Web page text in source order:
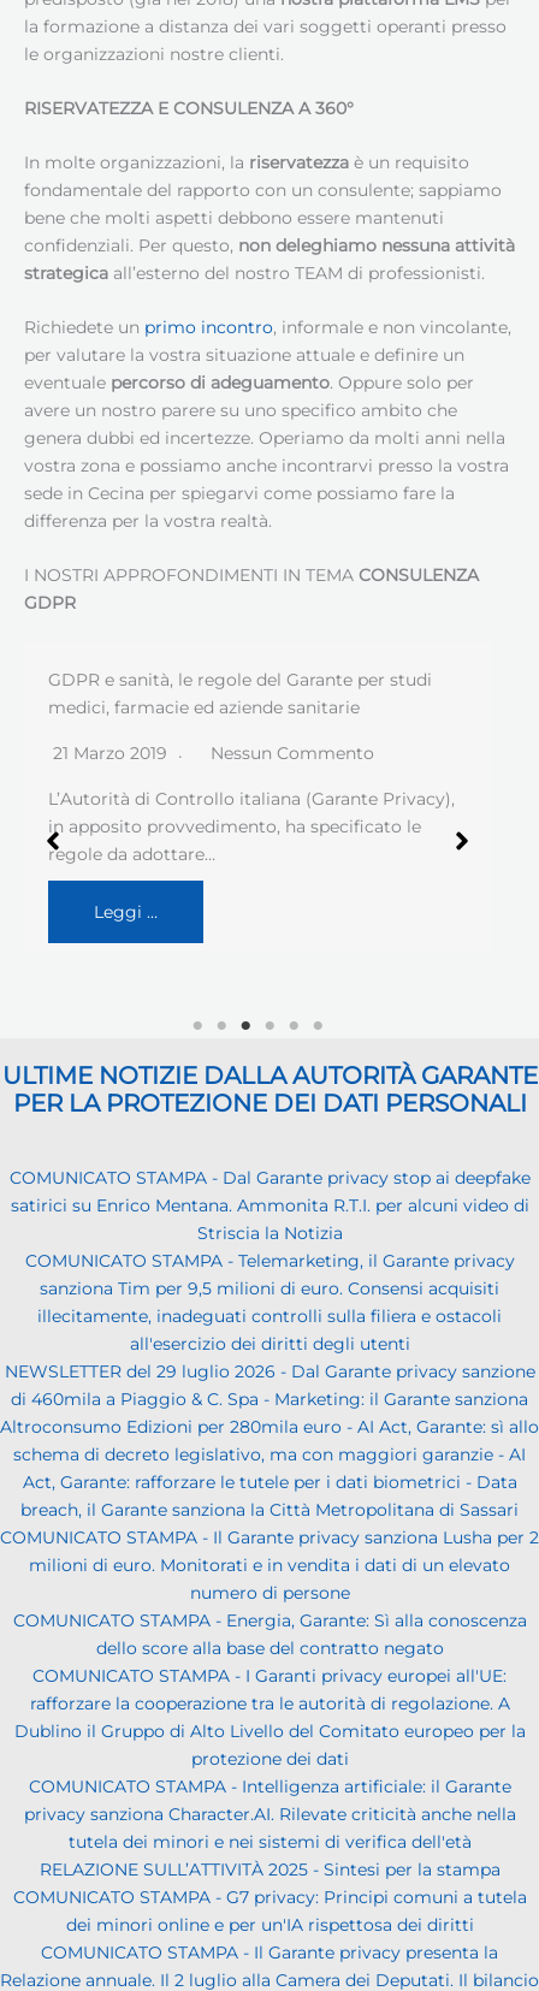
la formazione a distanza dei vari soggetti operanti presso
le organizzazioni nostre clienti.
RISERVATEZZA E CONSULENZA A 360°
In molte organizzazioni, la riservatezza è un requisito
fondamentale del rapporto con un consulente; sappiamo
bene che molti aspetti debbono essere mantenuti
confidenziali. Per questo, non deleghiamo nessuna attività
strategica all’esterno del nostro TEAM di professionisti.
Richiedete un primo incontro, informale e non vincolante,
per valutare la vostra situazione attuale e definire un
eventuale percorso di adeguamento. Oppure solo per
avere un nostro parere su uno specifico ambito che
genera dubbi ed incertezze. Operiamo da molti anni nella
vostra zona e possiamo anche incontrarvi presso la vostra
sede in Cecina per spiegarvi come possiamo fare la
differenza per la vostra realtà.
I NOSTRI APPROFONDIMENTI IN TEMA CONSULENZA
GDPR
GDPR e sanità, le regole del Garante per studi
medici, farmacie ed aziende sanitarie
21 Marzo 2019 Nessun Commento
L’Autorità di Controllo italiana (Garante Privacy),
in apposito provvedimento, ha specificato le
regole da adottare…
Leggi …
ULTIME NOTIZIE DALLA AUTORITÀ GARANTE
PER LA PROTEZIONE DEI DATI PERSONALI
COMUNICATO STAMPA - Dal Garante privacy stop ai deepfake
satirici su Enrico Mentana. Ammonita R.T.I. per alcuni video di
Striscia la Notizia
COMUNICATO STAMPA - Telemarketing, il Garante privacy
sanziona Tim per 9,5 milioni di euro. Consensi acquisiti
illecitamente, inadeguati controlli sulla filiera e ostacoli
all'esercizio dei diritti degli utenti
NEWSLETTER del 29 luglio 2026 - Dal Garante privacy sanzione
di 460mila a Piaggio & C. Spa - Marketing: il Garante sanziona
Altroconsumo Edizioni per 280mila euro - AI Act, Garante: sì allo
schema di decreto legislativo, ma con maggiori garanzie - AI
Act, Garante: rafforzare le tutele per i dati biometrici - Data
breach, il Garante sanziona la Città Metropolitana di Sassari
COMUNICATO STAMPA - Il Garante privacy sanziona Lusha per 2
milioni di euro. Monitorati e in vendita i dati di un elevato
numero di persone
COMUNICATO STAMPA - Energia, Garante: Sì alla conoscenza
dello score alla base del contratto negato
COMUNICATO STAMPA - I Garanti privacy europei all'UE:
rafforzare la cooperazione tra le autorità di regolazione. A
Dublino il Gruppo di Alto Livello del Comitato europeo per la
protezione dei dati
COMUNICATO STAMPA - Intelligenza artificiale: il Garante
privacy sanziona Character.AI. Rilevate criticità anche nella
tutela dei minori e nei sistemi di verifica dell'età
RELAZIONE SULL’ATTIVITÀ 2025 - Sintesi per la stampa
COMUNICATO STAMPA - G7 privacy: Principi comuni a tutela
dei minori online e per un'IA rispettosa dei diritti
COMUNICATO STAMPA - Il Garante privacy presenta la
Relazione annuale. Il 2 luglio alla Camera dei Deputati. Il bilancio